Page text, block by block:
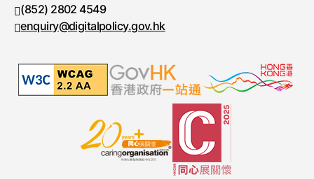
传真号码
(852) 2802 4549
enquiry@digitalpolicy.gov.hk